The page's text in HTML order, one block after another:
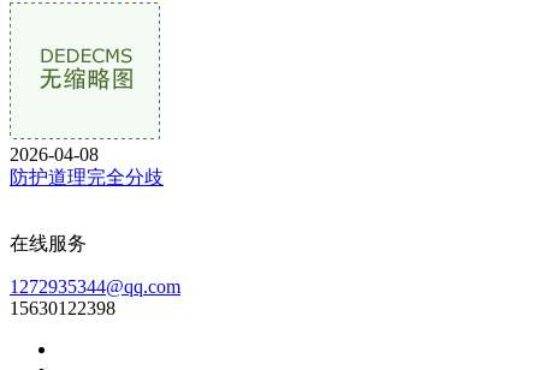
2026-04-08
防护道理完全分歧
在线服务
1272935344@qq.com
15630122398